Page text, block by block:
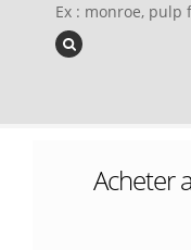
Ex : monroe, pulp
Acheter